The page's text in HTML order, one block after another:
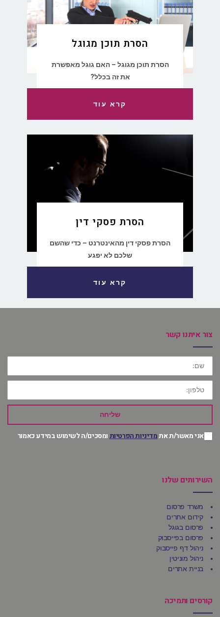
הסרת תוכן מגוגל
הסרת תוכן מגוגל – האם גוגל מאפשרת
את זה בכלל?
קרא עוד
הסרת פסקי דין
הסרת פסקי דין מהאינטרנט – כדי שהשם
שלכם לא יפגע
קרא עוד
צור איתנו קשר
שם:
טלפון:
שליחה
אני מאשר/ת אתמדיניות הפרטיותומסכים/ה לשימוש במידע כאמור
השירותים שלנו
משרד פרסום
קידום אתרים
פרסום בגוגל
פרסום בפייסבוק
ניהול דף פייסבוק
ניהול מוניטין
בניית אתרים
קורסים ותמיכה